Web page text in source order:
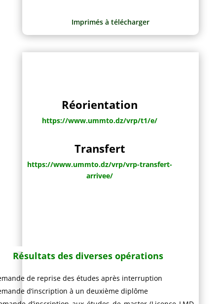
Imprimés à télécharger
Réorientation
https://www.ummto.dz/vrp/t1/e/
Transfert
https://www.ummto.dz/vrp/vrp-transfert-
arrivee/
Résultats des diverses opérations
de reprise des études après interruption
d’inscription à un deuxième diplôme